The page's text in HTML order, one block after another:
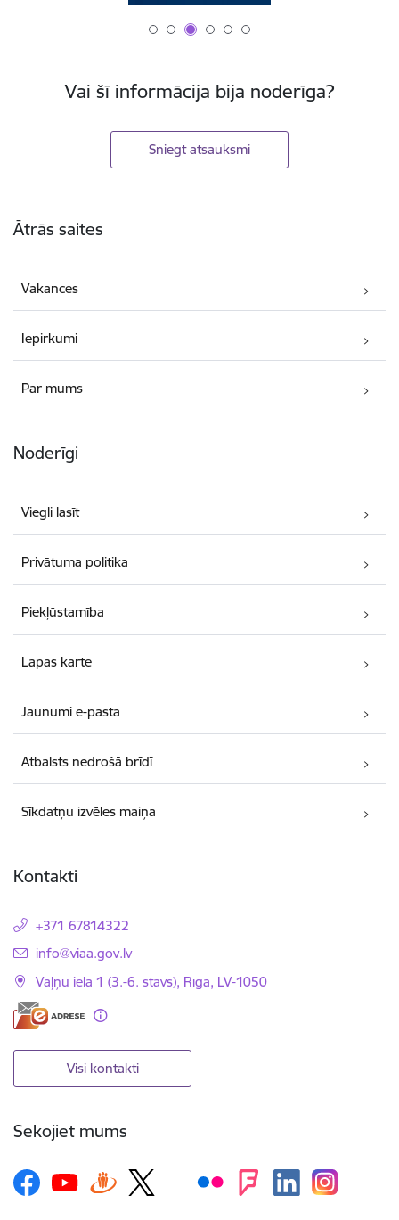
Vai šī informācija bija noderīga?
Sniegt atsauksmi
Ātrās saites
Vakances
Iepirkumi
Par mums
Noderīgi
Viegli lasīt
Privātuma politika
Piekļūstamība
Lapas karte
Jaunumi e-pastā
Atbalsts nedrošā brīdī
Sīkdatņu izvēles maiņa
Kontakti
+371 67814322
E-pasts:
info@viaa.gov.lv
Vaļņu iela 1 (3.-6. stāvs), Rīga, LV-1050
Visi kontakti
Sekojiet mums